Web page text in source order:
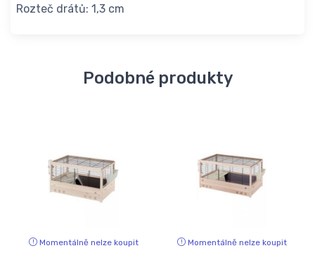
Rozteč drátů: 1,3 cm
Podobné produkty
Momentálně nelze koupit Momentálně nelze koupit